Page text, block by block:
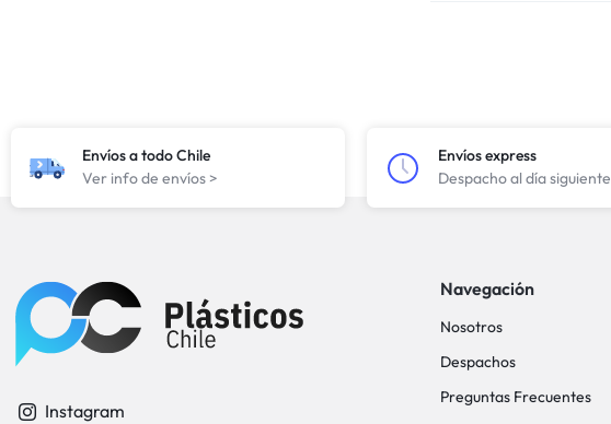
Envíos a todo Chile
Ver info de envíos >
Envíos express
Despacho al día siguiente
Instagram
Navegación
Nosotros
Despachos
Preguntas Frecuentes